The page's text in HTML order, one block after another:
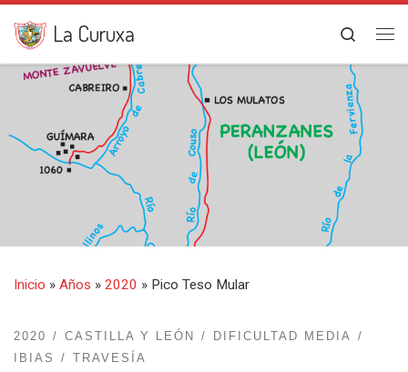
Saltar al contenido
La Curuxa
Search
Inicio » Años » 2020 » Pico Teso Mular
2020 CASTILLA Y LEÓN
DIFICULTAD MEDIA
IBIAS
TRAVESÍA